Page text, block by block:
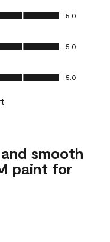
5.0
5.0
5.0
smooth
paint for